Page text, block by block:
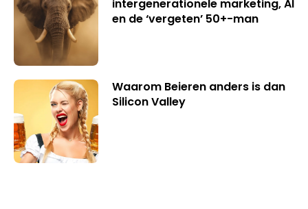
intergenerationele marketing, AI
en de ‘vergeten’ 50+-man
Waarom Beieren anders is dan
Silicon Valley